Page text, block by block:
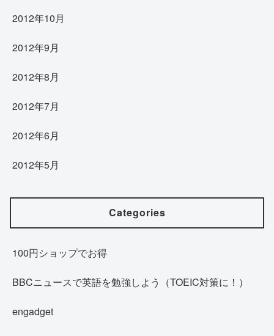
2012年10月
2012年9月
2012年8月
2012年7月
2012年6月
2012年5月
Categories
100円ショップでお得
BBCニュースで英語を勉強しよう（TOEIC対策に！）
engadget